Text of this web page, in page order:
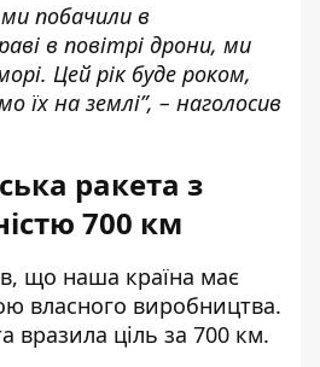
побачили в
в повітрі дрони, ми
Цей рік буде роком,
їх на землі”, – наголосив
ракета з
700 км
що наша країна має
власного виробництва.
вразила ціль за 700 км.